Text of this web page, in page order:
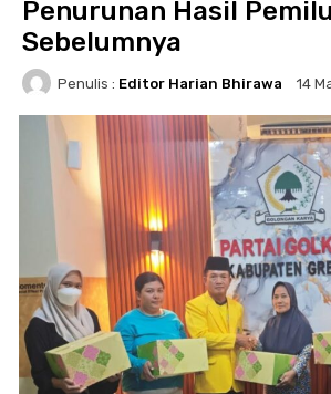
Penurunan Hasil Pemilu
Sebelumnya
Penulis : Editor Harian Bhirawa 14